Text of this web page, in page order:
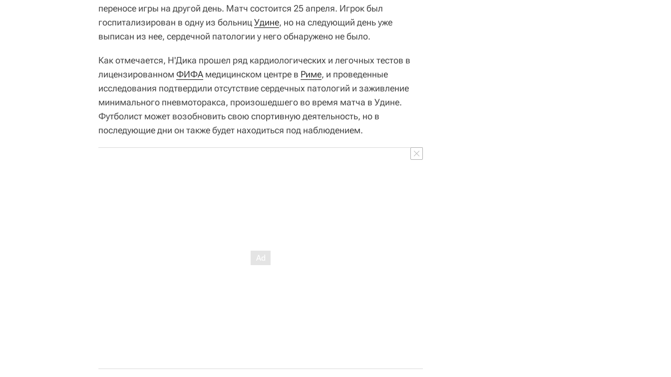
переносе игры на другой день. Матч состоится 25 апреля. Игрок был
госпитализирован в одну из больницУдине, но на следующий день уже
выписан из нее, сердечной патологии у него обнаружено не было.
Как отмечается, Н'Дика прошел ряд кардиологических и легочных тестов в
лицензированном ФИФА медицинском центре в Риме, и проведенные
исследования подтвердили отсутствие сердечных патологий и заживление
минимального пневмоторакса, произошедшего во время матча в Удине.
Футболист может возобновить свою спортивную деятельность, но в
последующие дни он также будет находиться под наблюдением.